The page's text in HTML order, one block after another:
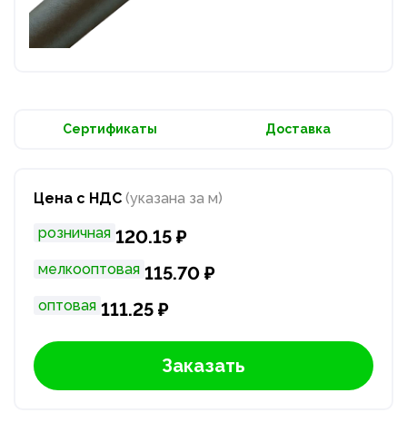
Сертификаты Доставка
Цена с НДС (указана за м)
розничная 120.15 ₽
мелкооптовая 115.70 ₽
оптовая 111.25 ₽
Заказать